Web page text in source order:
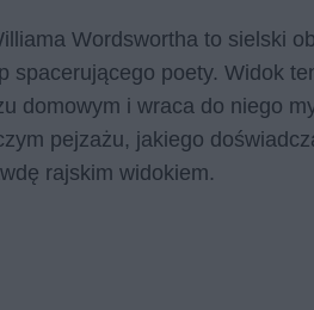
Wordswortha to sielski
spacerującego poety. Widok
domowym i wraca do niego
pejzażu, jakiego
rajskim widokiem.